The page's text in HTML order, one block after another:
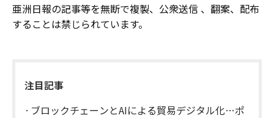
亜洲日報の記事等を無断で複製、公衆送信 、翻案、配布
することは禁じられています。
注目記事
ブロックチェーンとAIによる貿易デジタル化…ポ